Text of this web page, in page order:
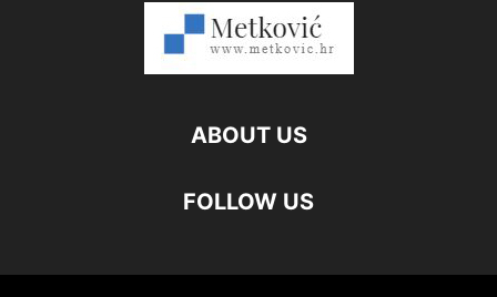
ABOUT US
FOLLOW US